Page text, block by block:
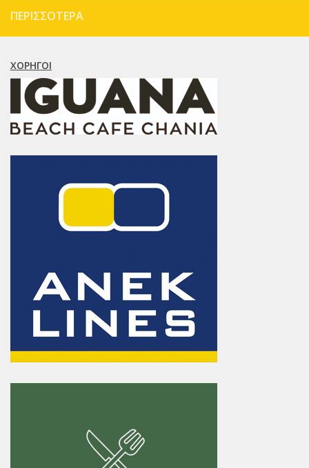
ΠΕΡΙΣΣΌΤΕΡΑ
ΧΟΡΗΓΟΊ